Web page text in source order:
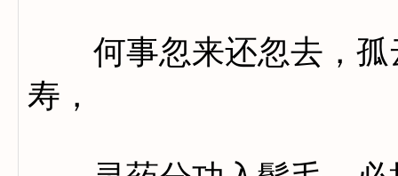
何事忽来还忽去，孤
寿，